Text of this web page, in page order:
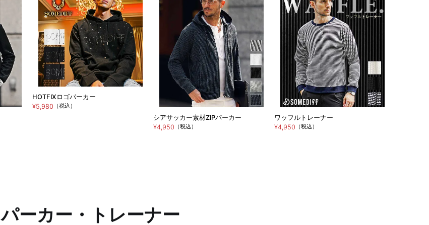
HOTFIXロゴパーカー
¥5,980 （税込）
シアサッカー素材ZIPパーカー
¥4,950 （税込）
ワッフルトレーナー
¥4,950 （税込）
パーカー・トレーナー